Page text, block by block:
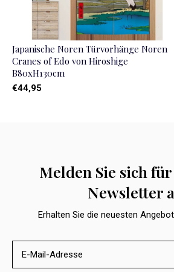
Japanische Noren Türvorhänge Noren
Cranes of Edo von Hiroshige
B80xH130cm
€44,95
Melden Sie sich
Newsletter
Erhalten Sie die neuesten